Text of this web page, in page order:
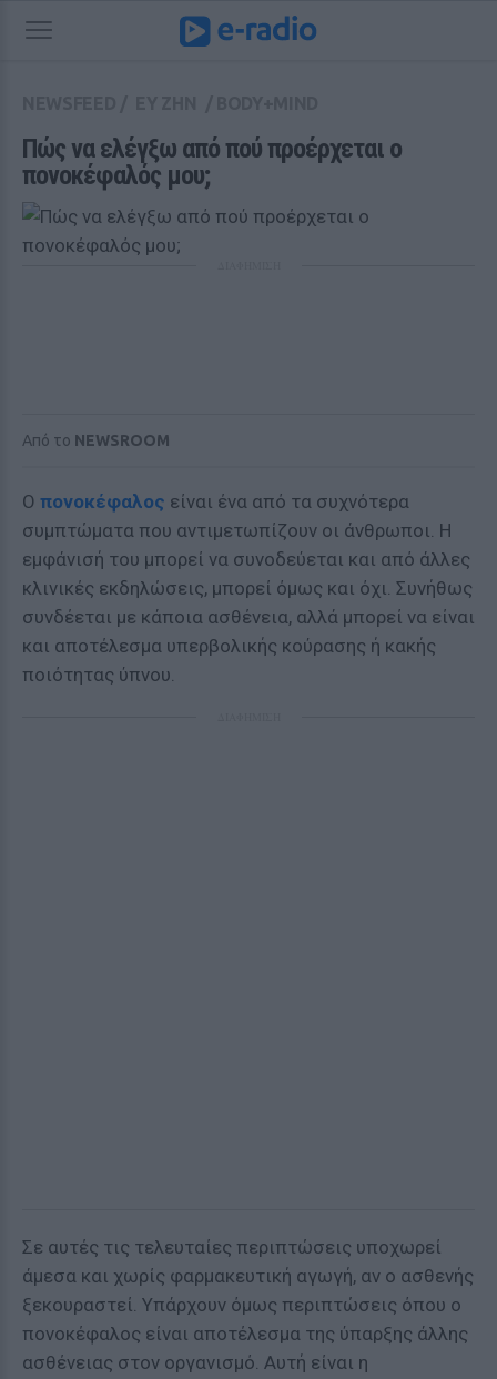
Πώς να ελέγξω από πού προέρχεται ο
πονοκέφαλός μου;
Από το NEWSROOM
Ο πονοκέφαλος είναι ένα από τα συχνότερα
συμπτώματα που αντιμετωπίζουν οι άνθρωποι. Η
εμφάνισή του μπορεί να συνοδεύεται και από άλλες
κλινικές εκδηλώσεις, μπορεί όμως και όχι. Συνήθως
συνδέεται με κάποια ασθένεια, αλλά μπορεί να είναι
και αποτέλεσμα υπερβολικής κούρασης ή κακής
ποιότητας ύπνου.
Σε αυτές τις τελευταίες περιπτώσεις υποχωρεί
άμεσα και χωρίς φαρμακευτική αγωγή, αν ο ασθενής
ξεκουραστεί. Υπάρχουν όμως περιπτώσεις όπου ο
πονοκέφαλος είναι αποτέλεσμα της ύπαρξης άλλης
ασθένειας στον οργανισμό. Αυτή είναι η